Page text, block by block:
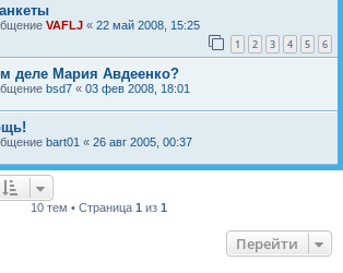
VAFLJ « 22 май 2008, 15:25
1 2 3 4 5 6
деле Мария Авдеенко?
bsd7 « 03 фев 2008, 18:01
bart01 « 26 авг 2005, 00:37
10 тем • Страница 1из 1
Перейти